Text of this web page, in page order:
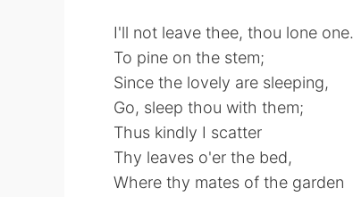
I'll not leave thee, thou lone one.
To pine on the stem;
Since the lovely are sleeping,
Go, sleep thou with them;
Thus kindly I scatter
Thy leaves o'er the bed,
Where thy mates of the garden